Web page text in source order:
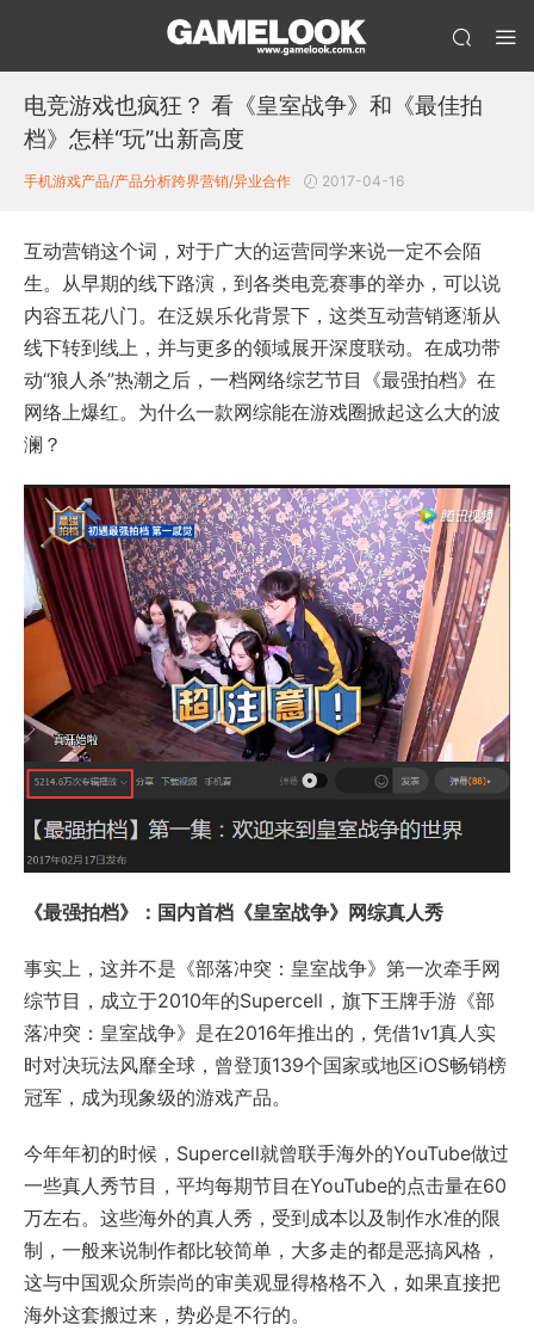
电竞游戏也疯狂？ 看《皇室战争》和《最佳拍
档》怎样“玩”出新高度
手机游戏产品/产品分析跨界营销/异业合作 2017-04-16
互动营销这个词，对于广大的运营同学来说一定不会陌
生。从早期的线下路演，到各类电竞赛事的举办，可以说
内容五花八门。在泛娱乐化背景下，这类互动营销逐渐从
线下转到线上，并与更多的领域展开深度联动。在成功带
动“狼人杀”热潮之后，一档网络综艺节目《最强拍档》在
网络上爆红。为什么一款网综能在游戏圈掀起这么大的波
澜？
《最强拍档》：国内首档《皇室战争》网综真人秀
事实上，这并不是《部落冲突：皇室战争》第一次牵手网
综节目，成立于2010年的Supercell，旗下王牌手游《部
落冲突：皇室战争》是在2016年推出的，凭借1v1真人实
时对决玩法风靡全球，曾登顶139个国家或地区iOS畅销榜
冠军，成为现象级的游戏产品。
今年年初的时候，Supercell就曾联手海外的YouTube做过
一些真人秀节目，平均每期节目在YouTube的点击量在60
万左右。这些海外的真人秀，受到成本以及制作水准的限
制，一般来说制作都比较简单，大多走的都是恶搞风格，
这与中国观众所崇尚的审美观显得格格不入，如果直接把
海外这套搬过来，势必是不行的。